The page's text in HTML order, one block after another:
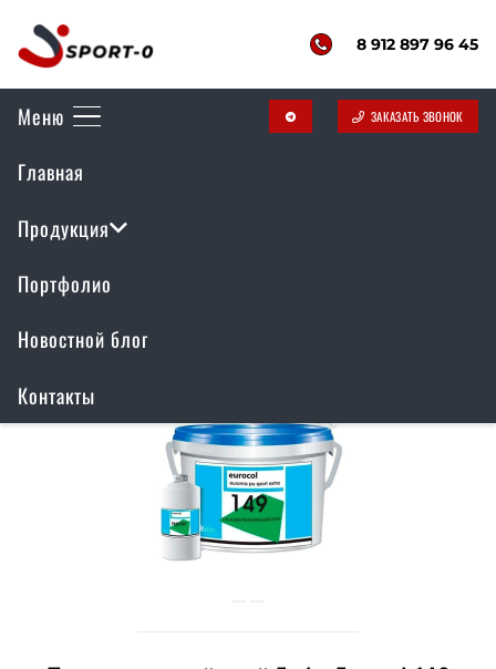
8 912 897 96 45
Меню
Главная
Продукция
Портфолио
Новостной блог
Контакты
telegram ЗАКАЗАТЬ ЗВОНОК
Спортивная искусственная
трава